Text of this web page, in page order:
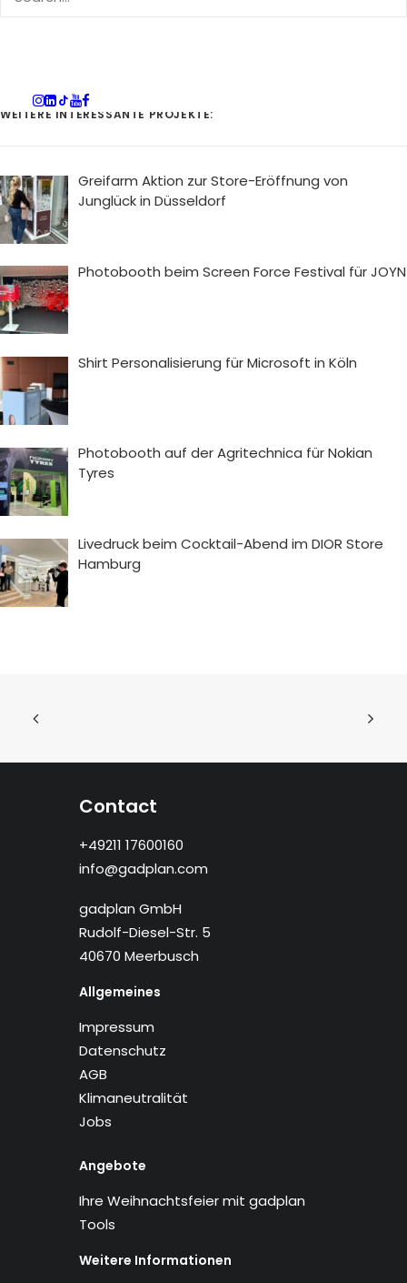
WEITERE INTERESSANTE PROJEKTE:
Greifarm Aktion zur Store-Eröffnung von
Junglück in Düsseldorf
Photobooth beim Screen Force Festival für JOYN
Shirt Personalisierung für Microsoft in Köln
Photobooth auf der Agritechnica für Nokian
Tyres
Livedruck beim Cocktail-Abend im DIOR Store
Hamburg
Contact
+49211 17600160
info@gadplan.com
gadplan GmbH
Rudolf-Diesel-Str. 5
40670 Meerbusch
Allgemeines
Impressum
Datenschutz
AGB
Klimaneutralität
Jobs
Angebote
Ihre Weihnachtsfeier mit gadplan
Tools
Weitere Informationen